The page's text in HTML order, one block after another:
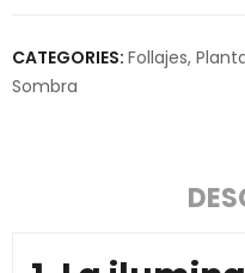
CATEGORIES: Follajes,
Sombra